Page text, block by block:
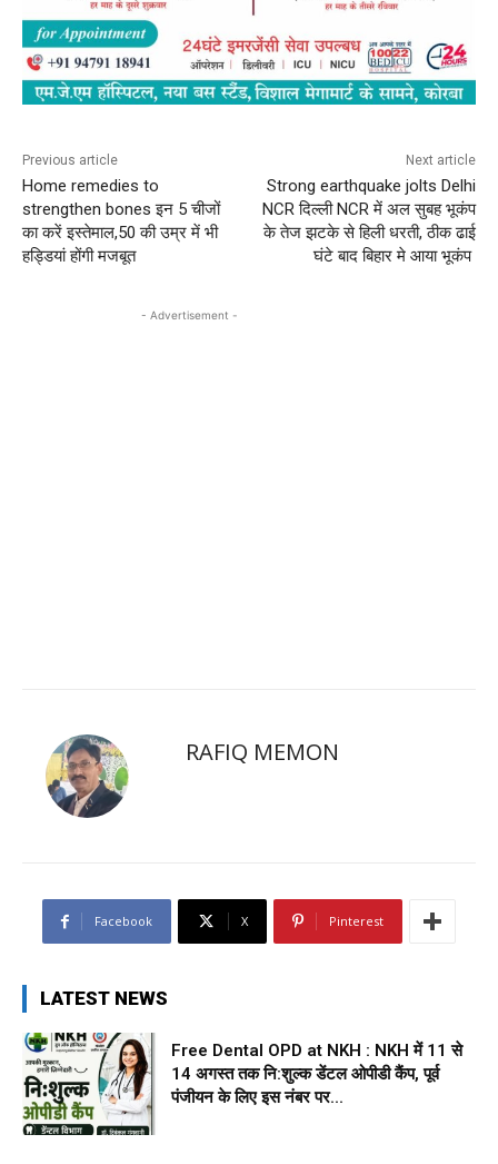
Previous article
Home remedies to
strengthen bones इन 5 चीजों
का करें इस्तेमाल,50 की उम्र में भी
हड्डियां होंगी मजबूत
Next article
Strong earthquake jolts Delhi
NCR दिल्ली NCR में अल सुबह भूकंप
के तेज झटके से हिली धरती, ठीक ढाई
घंटे बाद बिहार मे आया भूकंप
- Advertisement -
RAFIQ MEMON
Facebook X Pinterest
LATEST NEWS
Free Dental OPD at NKH : NKH में 11 से
14 अगस्त तक नि:शुल्क डेंटल ओपीडी कैंप, पूर्व
पंजीयन के लिए इस नंबर पर...